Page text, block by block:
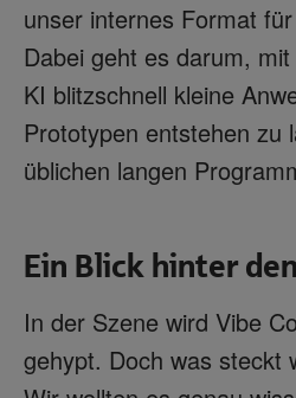
unser internes Format
Dabei geht es darum,
KI blitzschnell kleine
Prototypen entstehen zu
üblichen langen
Ein Blick hinter
In der Szene wird Vibe
gehypt. Doch was steckt